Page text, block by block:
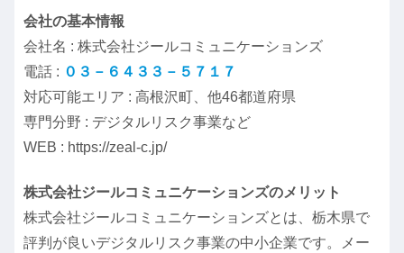
会社の基本情報
会社名 : 株式会社ジールコミュニケーションズ
電話 : ０３－６４３３－５７１７
対応可能エリア : 高根沢町、他46都道府県
専門分野 : デジタルリスク事業など
WEB : https://zeal-c.jp/
株式会社ジールコミュニケーションズのメリット
株式会社ジールコミュニケーションズとは、栃木県で
評判が良いデジタルリスク事業の中小企業です。メー